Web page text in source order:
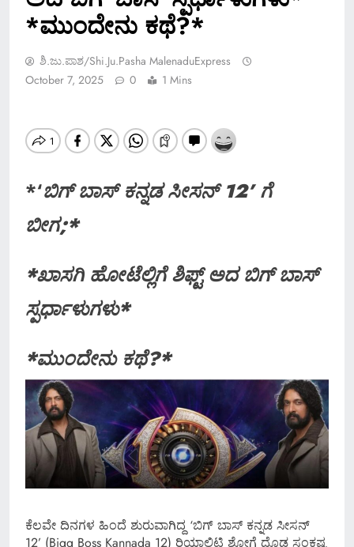
*ಮುಂದೇನು ಕಥೆ?*
ಶಿ.ಜು.ಪಾಶ/Shi.ju.pasha MalenaduExpress
October 7, 2025
0 1 Mins
*‘ಬಿಗ್​ ಬಾಸ್​ ಕನ್ನಡ ಸೀಸನ್ 12’ ಗೆ
ಬೀಗ;*
*ಖಾಸಗಿ ಹೋಟೆಲ್ಲಿಗೆ ಶಿಫ್ಟ್ ಅದ ಬಿಗ್ ಬಾಸ್
ಸ್ಪರ್ಧಾಳುಗಳು*
*ಮುಂದೇನು ಕಥೆ?*
ಕೆಲವೇ ದಿನಗಳ ಹಿಂದೆ ಶುರುವಾಗಿದ್ದ ‘ಬಿಗ್ ಬಾಸ್ ಕನ್ನಡ ಸೀಸನ್
12’ (Bigg Boss Kannada 12) ರಿಯಾಲಿಟಿ ಶೋಗೆ ದೊಡ್ಡ ಸಂಕಷ್ಟ